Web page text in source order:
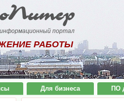
информационный портал
РАБОТЫ
Для бизнеса ПО